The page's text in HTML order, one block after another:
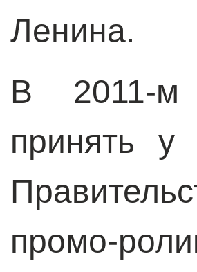
Ленина.
В 2011-м
принять
промо-